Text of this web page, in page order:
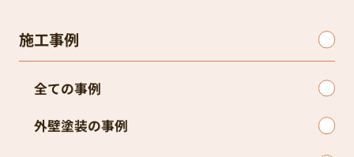
施工事例
全ての事例
外壁塗装の事例